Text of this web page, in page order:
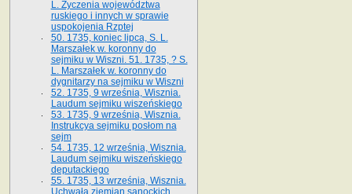
L. Życzenia województwa
ruskiego i innych w sprawie
uspokojenia Rzptej
50. 1735, koniec lipca, S. L.
Marszałek w. koronny do
sejmiku w Wiszni. 51. 1735, ? S.
L. Marszałek w. koronny do
dygnitarzy na sejmiku w Wiszni
52. 1735, 9 września, Wisznia.
Laudum sejmiku wiszeńskiego
53. 1735, 9 września, Wisznia.
Instrukcya sejmiku posłom na
sejm
54. 1735, 12 września, Wisznia.
Laudum sejmiku wiszeńskiego
deputackiego
55. 1735, 13 września, Wisznia.
Uchwała ziemian sanockich